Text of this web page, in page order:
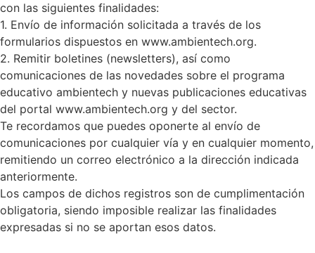
con las siguientes finalidades:
1. Envío de información solicitada a través de los
formularios dispuestos en www.ambientech.org.
2. Remitir boletines (newsletters), así como
comunicaciones de las novedades sobre el programa
educativo ambientech y nuevas publicaciones educativas
del portal www.ambientech.org y del sector.
Te recordamos que puedes oponerte al envío de
comunicaciones por cualquier vía y en cualquier momento,
remitiendo un correo electrónico a la dirección indicada
anteriormente.
Los campos de dichos registros son de cumplimentación
obligatoria, siendo imposible realizar las finalidades
expresadas si no se aportan esos datos.